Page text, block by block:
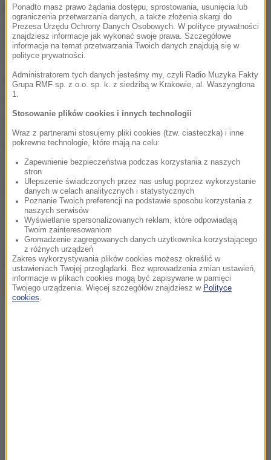
przeprowadziła zamachy w Barcelonie i Cambrils,
ok. 100 km na południowy zachód od tego miasta.
Zginęło 15 osób.
W całej Europie trwają poszukiwania najpewniej
ostatniego przebywającego na wolności członka
siatki Marokańczyka Junesa Abujakuba.
(ph)
Źródło: PAP
Tagi:Hiszpania
chcesz widzieć więcej artykułów od RMF24?
Google
Ponadto masz prawo żądania dostępu, sprostowania, usunięcia lub
ograniczenia przetwarzania danych, a także złożenia skargi do
Prezesa Urzędu Ochrony Danych Osobowych. W polityce prywatności
znajdziesz informacje jak wykonać swoje prawa. Szczegółowe
informacje na temat przetwarzania Twoich danych znajdują się w
polityce prywatności.
Administratorem tych danych jesteśmy my, czyli Radio Muzyka Fakty
Grupa RMF sp. z o.o. sp. k. z siedzibą w Krakowie, al. Waszyngtona
1.
Stosowanie plików cookies i innych technologii
Wraz z partnerami stosujemy pliki cookies (tzw. ciasteczka) i inne
pokrewne technologie, które mają na celu:
Zapewnienie bezpieczeństwa podczas korzystania z naszych
stron
Ulepszenie świadczonych przez nas usług poprzez wykorzystanie
danych w celach analitycznych i statystycznych
Poznanie Twoich preferencji na podstawie sposobu korzystania z
naszych serwisów
Wyświetlanie spersonalizowanych reklam, które odpowiadają
Twoim zainteresowaniom
Gromadzenie zagregowanych danych użytkownika korzystającego
z różnych urządzeń
Zakres wykorzystywania plików cookies możesz określić w
ustawieniach Twojej przeglądarki. Bez wprowadzenia zmian ustawień,
informacje w plikach cookies mogą być zapisywane w pamięci
Twojego urządzenia. Więcej szczegółów znajdziesz w Polityce
cookies.